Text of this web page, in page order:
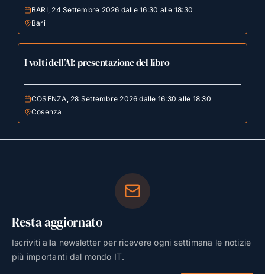
BARI, 24 Settembre 2026 dalle 16:30 alle 18:30
Bari
I volti dell’AI: presentazione del libro
COSENZA, 28 Settembre 2026 dalle 16:30 alle 18:30
Cosenza
Resta aggiornato
Iscriviti alla newsletter per ricevere ogni settimana le notizie
più importanti dal mondo IT.